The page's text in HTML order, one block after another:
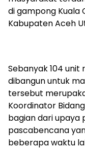
di gampong Kuala
Kabupaten Aceh
‎Sebanyak 104
dibangun untuk
tersebut
Koordinator
bagian dari upaya
pascabencana
beberapa waktu